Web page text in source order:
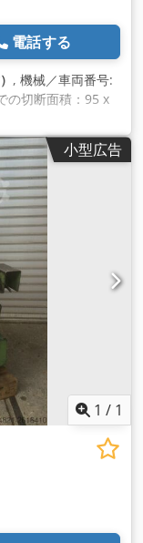
電話する
, 機械／車両番号:
の切断面積：95 x
削面積：75 x 180
Acsfnrw Se Iek エ
ース。 小型広告
1 / 1